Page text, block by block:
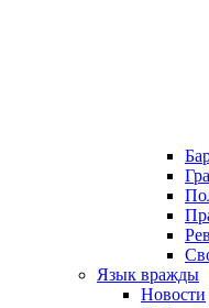
Язык вражды
Новости